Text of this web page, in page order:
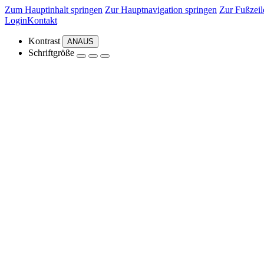
Zum Hauptinhalt springen Zur Hauptnavigation springen Zur
LoginKontakt
Kontrast ANAUS
Schriftgröße